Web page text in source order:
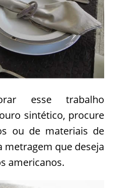
esse trabalho
sintético, procure
ou de materiais de
metragem que deseja
americanos.